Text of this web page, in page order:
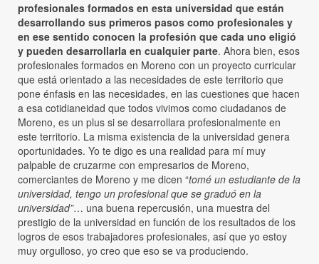
profesionales formados en esta universidad que están
desarrollando sus primeros pasos como profesionales y
en ese sentido conocen la profesión que cada uno eligió
y pueden desarrollarla en cualquier parte. Ahora bien, esos
profesionales formados en Moreno con un proyecto curricular
que está orientado a las necesidades de este territorio que
pone énfasis en las necesidades, en las cuestiones que hacen
a esa cotidianeidad que todos vivimos como ciudadanos de
Moreno, es un plus si se desarrollara profesionalmente en
este territorio. La misma existencia de la universidad genera
oportunidades. Yo te digo es una realidad para mí muy
palpable de cruzarme con empresarios de Moreno,
comerciantes de Moreno y me dicen “tomé un estudiante de la
universidad, tengo un profesional que se graduó en la
universidad”… una buena repercusión, una muestra del
prestigio de la universidad en función de los resultados de los
logros de esos trabajadores profesionales, así que yo estoy
muy orgulloso, yo creo que eso se va produciendo.